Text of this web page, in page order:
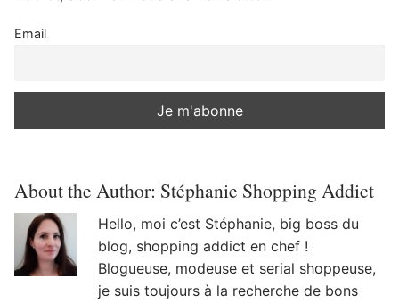
Email
About the Author: Stéphanie Shopping Addict
Hello, moi c’est Stéphanie, big boss du
blog, shopping addict en chef !
Blogueuse, modeuse et serial shoppeuse,
je suis toujours à la recherche de bons